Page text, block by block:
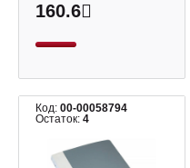
160.6
Код: 00-00058794
Остаток: 4